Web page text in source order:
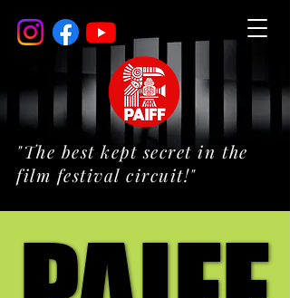
"The best kept secret in the
film festival circuit!"